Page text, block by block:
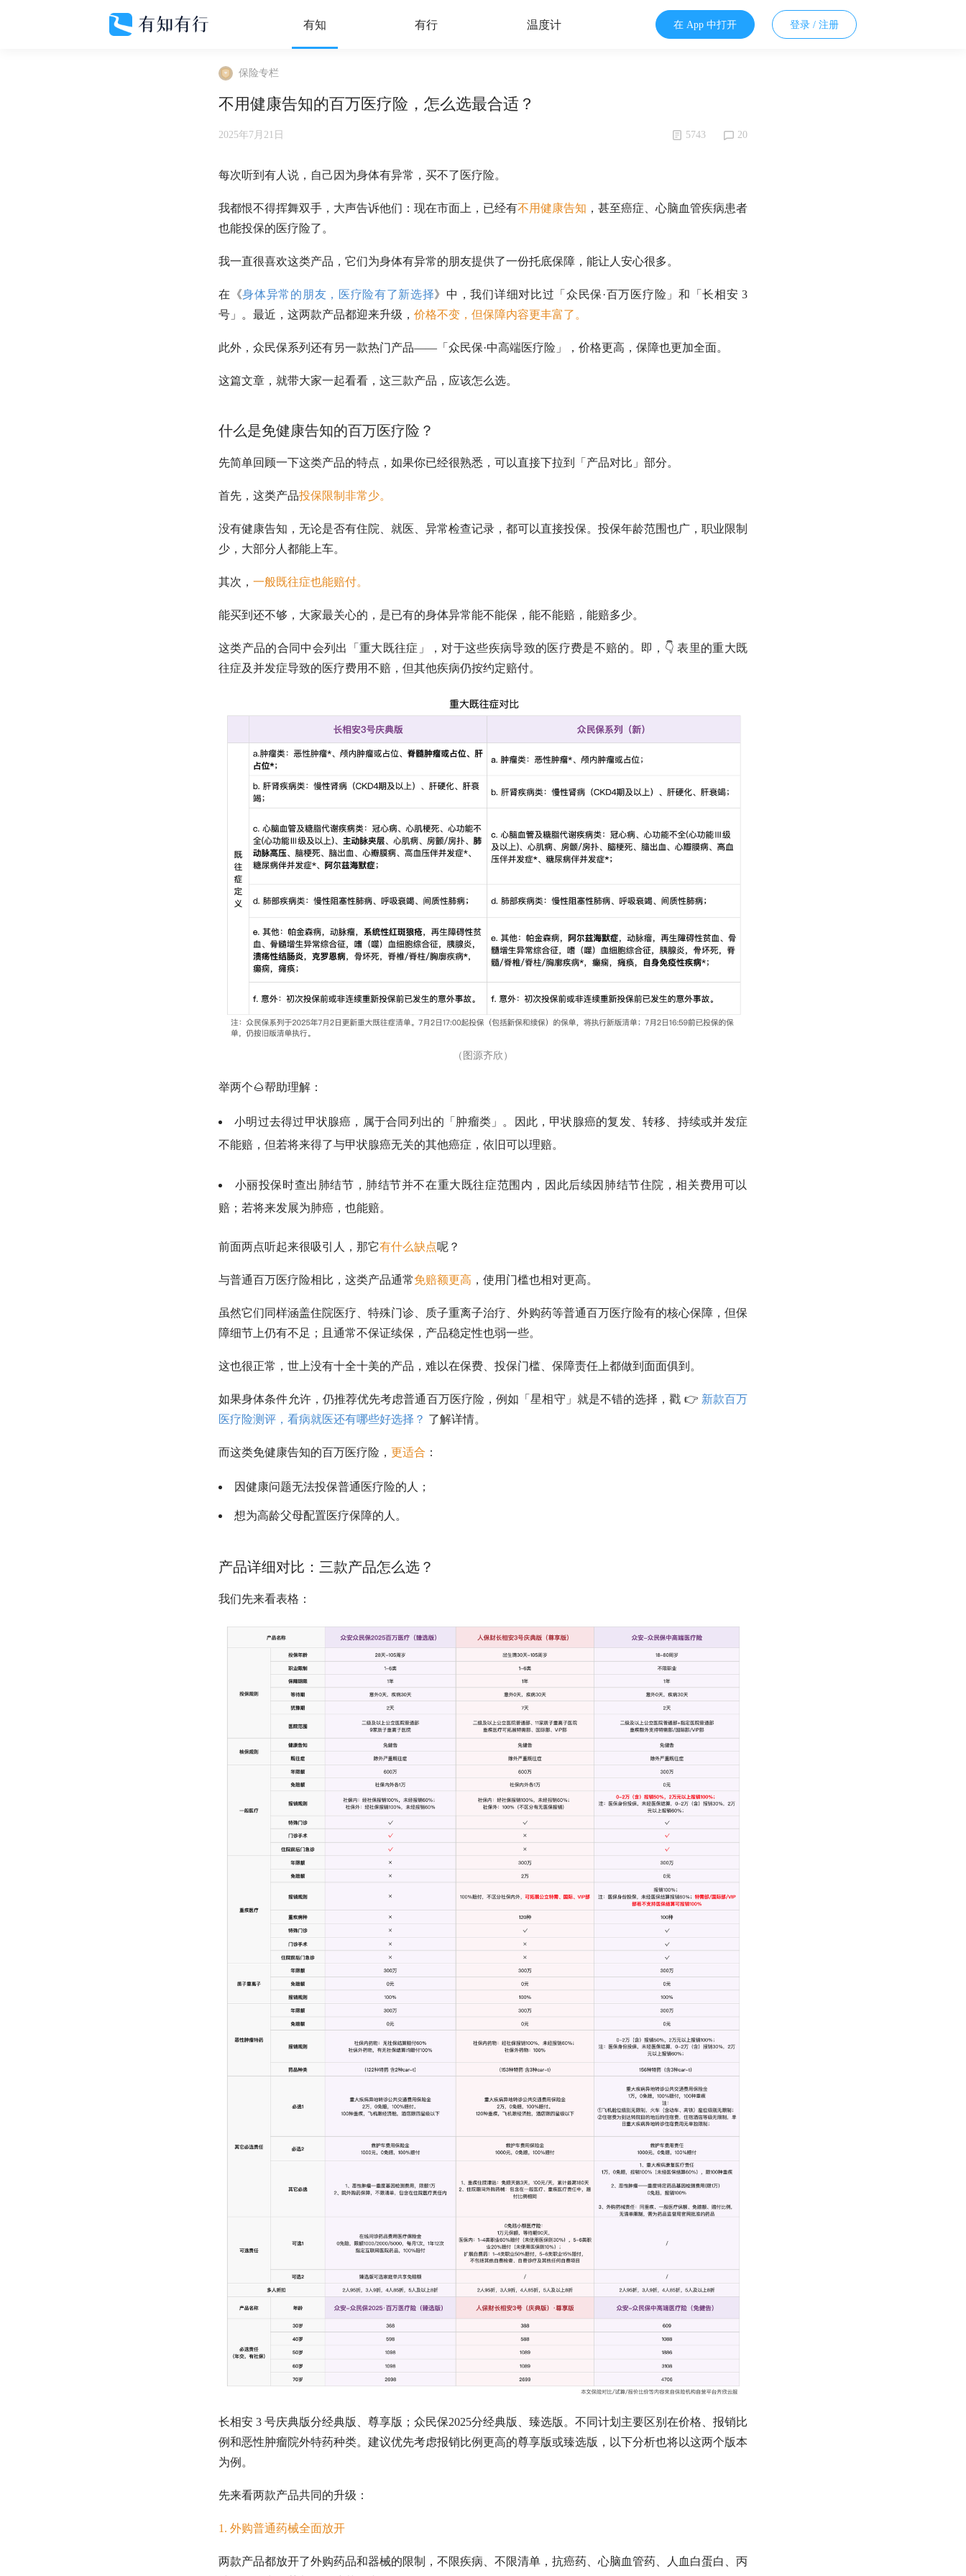
有知 有行 温度计 在 App 中打开 登录 / 注册
保险专栏
不用健康告知的百万医疗险，怎么选最合适？
2025年7月21日 5743 20
每次听到有人说，自己因为身体有异常，买不了医疗险。
我都恨不得挥舞双手，大声告诉他们：现在市面上，已经有不用健康告知 ，甚至癌症、心脑血管疾病患者
也能投保的医疗险了。
我一直很喜欢这类产品，它们为身体有异常的朋友提供了一份托底保障，能让人安心很多。
在《身体异常的朋友，医疗险有了新选择》中，我们详细对比过「众民保·百万医疗险」和「长相安 3
号」。最近，这两款产品都迎来升级， 价格不变，但保障内容更丰富了 。
此外，众民保系列还有另一款热门产品——「众民保·中高端医疗险」，价格更高，保障也更加全面。
这篇文章，就带大家一起看看，这三款产品，应该怎么选。
什么是免健康告知的百万医疗险？
先简单回顾一下这类产品的特点，如果你已经很熟悉，可以直接下拉到「产品对比」部分。
首先，这类产品投保限制非常少。
没有健康告知，无论是否有住院、就医、异常检查记录，都可以直接投保。投保年龄范围也广，职业限制
少，大部分人都能上车。
其次， 一般既往症也能赔付。
能买到还不够，大家最关心的，是已有的身体异常能不能保，能不能赔，能赔多少。
这类产品的合同中会列出「重大既往症」，对于这些疾病导致的医疗费是不赔的。即，👇 表里的重大既
往症及并发症导致的医疗费用不赔，但其他疾病仍按约定赔付。
（图源齐欣）
举两个🌰帮助理解：
小明过去得过甲状腺癌，属于合同列出的「肿瘤类」。因此，甲状腺癌的复发、转移、持续或并发症
不能赔，但若将来得了与甲状腺癌无关的其他癌症，依旧可以理赔。
小丽投保时查出肺结节，肺结节并不在重大既往症范围内，因此后续因肺结节住院，相关费用可以
赔；若将来发展为肺癌，也能赔。
前面两点听起来很吸引人，那它有什么缺点呢？
与普通百万医疗险相比，这类产品通常免赔额更高 ，使用门槛也相对更高。
虽然它们同样涵盖住院医疗、特殊门诊、质子重离子治疗、外购药等普通百万医疗险有的核心保障，但保
障细节上仍有不足；且通常不保证续保，产品稳定性也弱一些。
这也很正常，世上没有十全十美的产品，难以在保费、投保门槛、保障责任上都做到面面俱到。
如果身体条件允许，仍推荐优先考虑普通百万医疗险，例如「星相守」就是不错的选择，戳 👉 新款百万
医疗险测评，看病就医还有哪些好选择？ 了解详情。
而这类免健康告知的百万医疗险， 更适合 ：
因健康问题无法投保普通医疗险的人；
想为高龄父母配置医疗保障的人。
产品详细对比：三款产品怎么选？
我们先来看表格：
长相安 3 号庆典版分经典版、尊享版；众民保2025分经典版、臻选版。不同计划主要区别在价格、报销比
例和恶性肿瘤院外特药种类。建议优先考虑报销比例更高的尊享版或臻选版，以下分析也将以这两个版本
为例。
先来看两款产品共同的升级：
1. 外购普通药械全面放开
两款产品都放开了外购药品和器械的限制，不限疾病、不限清单，抗癌药、心脑血管药、人血白蛋白、丙